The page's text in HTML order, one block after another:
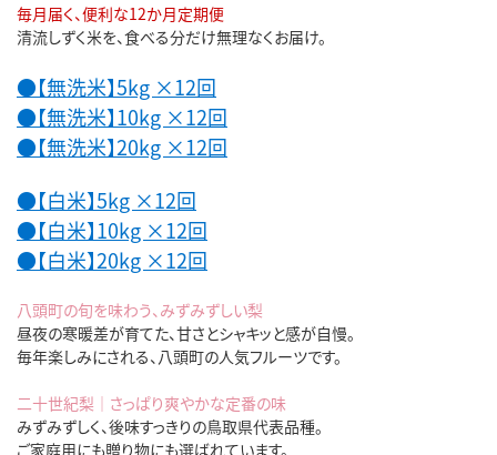
毎月届く、便利な12か月定期便
清流しずく米を、食べる分だけ無理なくお届け。
●【無洗米】5kg ×12回
●【無洗米】10kg ×12回
●【無洗米】20kg ×12回
●【白米】5kg ×12回
●【白米】10kg ×12回
●【白米】20kg ×12回
八頭町の旬を味わう、みずみずしい梨
昼夜の寒暖差が育てた、甘さとシャキッと感が自慢。
毎年楽しみにされる、八頭町の人気フルーツです。
二十世紀梨｜さっぱり爽やかな定番の味
みずみずしく、後味すっきりの鳥取県代表品種。
ご家庭用にも贈り物にも選ばれています。